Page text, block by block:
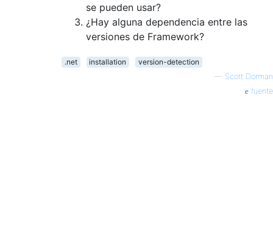
se pueden usar?
¿Hay alguna dependencia entre las
versiones de Framework?
.net installation
version-detection
— Scott Dorman
fuente